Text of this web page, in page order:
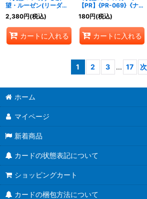
望・ルーゼン(リーダー)
【-】{BP15-PR06}《ナ
イトメア》
2,380円(税込)
カートに入れる
【PR】{PR-069}《ナイ
トメア》
180円(税込)
カートに入れる
1 2 3 ... 17 次
ホーム
マイページ
新着商品
カードの状態表記について
ショッピングカート
カードの梱包方法について